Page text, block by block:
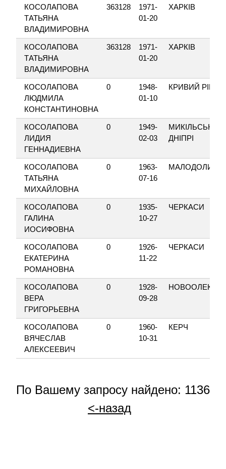
КОСОЛАПОВА
ТАТЬЯНА
ВЛАДИМИРОВНА
363128
1971-
01-20
ХАРКІВ
КОСОЛАПОВА
ТАТЬЯНА
ВЛАДИМИРОВНА
363128
1971-
01-20
ХАРКІВ
КОСОЛАПОВА
ЛЮДМИЛА
КОНСТАНТИНОВНА
0
1948-
01-10
КРИВИЙ РІГ
КОСОЛАПОВА
ЛИДИЯ
ГЕННАДИЕВНА
0
1949-
02-03
МИКІЛЬСЬКЕ-
ДНІПРІ
КОСОЛАПОВА
ТАТЬЯНА
МИХАЙЛОВНА
0
1963-
07-16
КОСОЛАПОВА
ГАЛИНА
ИОСИФОВНА
0
1935-
10-27
ЧЕРКАСИ
КОСОЛАПОВА
ЕКАТЕРИНА
РОМАНОВНА
0
1926-
11-22
ЧЕРКАСИ
КОСОЛАПОВА
ВЕРА
ГРИГОРЬЕВНА
0
1928-
09-28
КОСОЛАПОВА
ВЯЧЕСЛАВ
АЛЕКСЕЕВИЧ
0
1960-
10-31
КЕРЧ
По Вашему запросу найдено: 1136
<-назад